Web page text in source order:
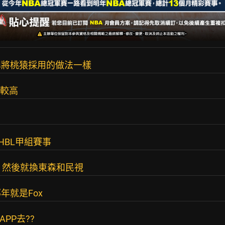
桃猿採用的做法一樣
高
甲組賽事
後就換東森和民視
就是Fox
去??